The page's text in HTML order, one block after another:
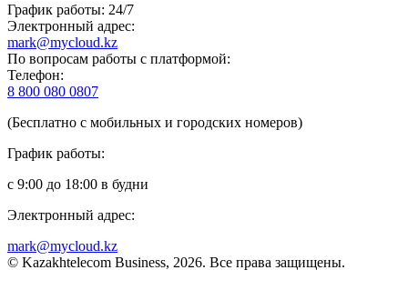
График работы: 24/7
Электронный адрес:
mark@mycloud.kz
По вопросам работы с платформой:
Телефон:
8 800 080 0807
(Бесплатно с мобильных и городских номеров)
График работы:
с 9:00 до 18:00 в будни
Электронный адрес:
mark@mycloud.kz
© Kazakhtelecom Business, 2026. Все права защищены.